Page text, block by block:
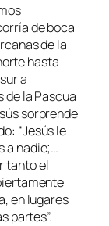
de boca
de la
hasta
a
de la Pascua
sorprende
“Jesús le
a nadie;…
tanto el
en lugares
partes”.